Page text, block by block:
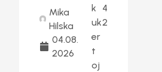
Mika
Hilska
04.08.
2026
k
uk
er
t
oj
4
2